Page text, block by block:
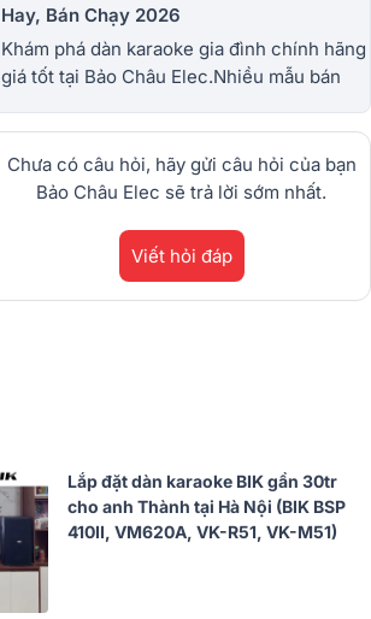
Hay, Bán Chạy 2026
Khám phá dàn karaoke gia đình chính hãng
giá tốt tại Bảo Châu Elec.Nhiều mẫu bán
dBTechnologies, Philips Cao
Cấp.1900.0255
Chưa có câu hỏi, hãy gửi câu hỏi của bạn
Bảo Châu Elec sẽ trả lời sớm nhất.
Viết hỏi đáp
Lắp đặt dàn karaoke BIK gần 30tr
cho anh Thành tại Hà Nội (BIK BSP
410II, VM620A, VK-R51, VK-M51)